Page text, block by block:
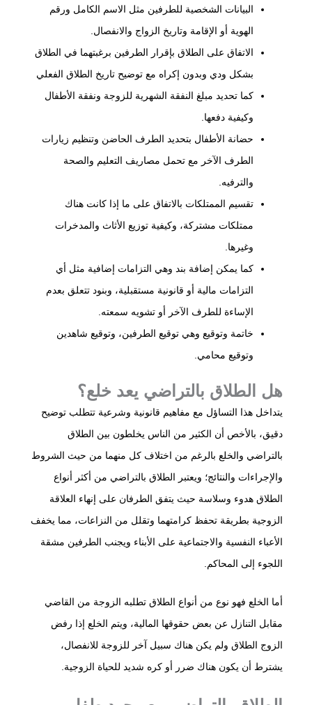
البيانات الشخصية للطرفين مثل الاسم الكامل ورقم
الهوية أو الإقامة وتاريخ الزواج والانفصال.
الاتفاق على الطلاق بإقرار الطرفين برغبتهما في الطلاق
بشكل ودي وبدون إكراه مع توضيح تاريخ الطلاق الفعلي
كما تحديد مبلغ النفقة الشهرية للزوجة ونفقة الأطفال
وكيفية دفعها.
حضانة الأطفال بتحديد الطرف الحاضن وتنظيم زيارات
الطرف الآخر مع تحمل مصاريف التعليم والصحة
والترفيه.
تقسيم الممتلكات بالاتفاق على ما إذا كانت هناك
ممتلكات مشتركة، وكيفية توزيع الأثاث والمدخرات
وغيرها.
كما يمكن إضافة بند وهي التزامات إضافية مثل أي
التزامات مالية أو قانونية مستقبلية، وبنود تتعلق بعدم
الإساءة للطرف الآخر أو تشويه سمعته.
خاتمة وتوقيع وهي توقيع الطرفين، وتوقيع شاهدين
وتوقيع محامي.
هل الطلاق بالتراضي يعد خلع؟
يتداخل هذا التساؤل مع مفاهيم قانونية وشرعية تتطلب توضيح
دقيق، بالأخص أن الكثير من الناس يخلطون بين الطلاق
بالتراضي والخلع بالرغم من اختلاف كل منهما من حيث الشروط
والإجراءات والنتائج؛ ويعتبر الطلاق بالتراضي من أكثر أنواع
الطلاق هدوء وسلاسة حيث يتفق الطرفان على إنهاء العلاقة
الزوجية بطريقة تحفظ كرامتهما وتقلل من النزاعات، مما يخفف
الأعباء النفسية والاجتماعية على الأبناء ويجنب الطرفين مشقة
اللجوء إلى المحاكم.
أما الخلع فهو نوع من أنواع الطلاق تطلبه الزوجة من القاضي
مقابل التنازل عن بعض حقوقها المالية، ويتم الخلع إذا رفض
الزوج الطلاق ولم يكن هناك سبيل آخر للزوجة للانفصال،
يشترط أن يكون هناك ضرر أو كره شديد للحياة الزوجية.